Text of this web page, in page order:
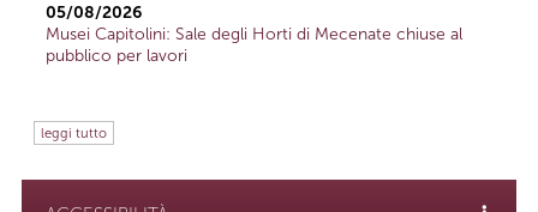
05/08/2026
Musei Capitolini: Sale degli Horti di Mecenate chiuse al
pubblico per lavori
leggi tutto